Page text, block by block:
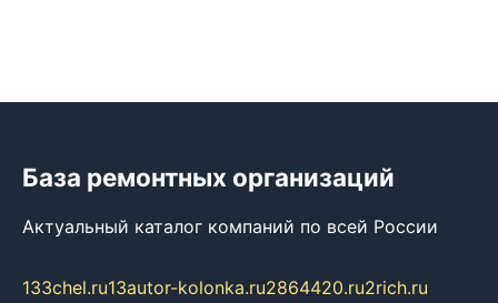
База ремонтных организаций
Актуальный каталог компаний по всей России
133chel.ru13autor-kolonka.ru2864420.ru2rich.ru